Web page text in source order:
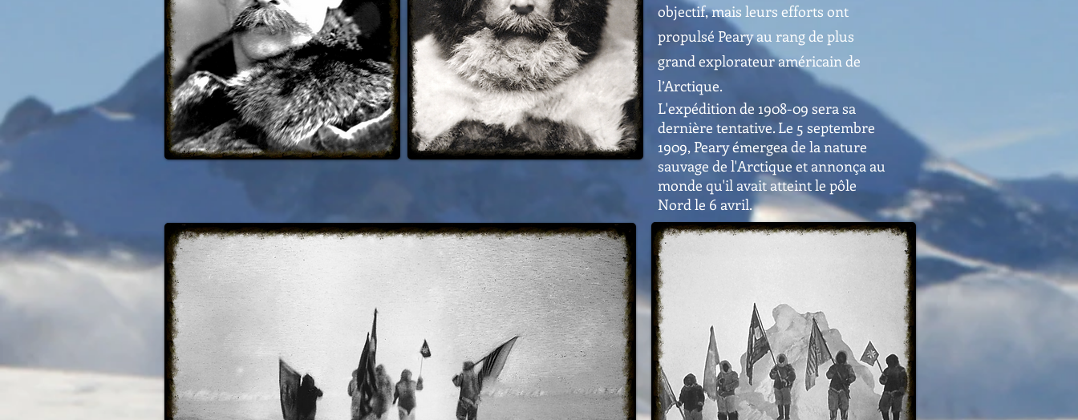
objectif, mais leurs efforts ont
propulsé Peary au rang de plus
grand explorateur américain de
l’Arctique.
L'expédition de 1908-09 sera sa
dernière tentative. Le 5 septembre
1909, Peary émergea de la nature
sauvage de l'Arctique et annonça au
monde qu'il avait atteint le pôle
Nord le 6 avril.